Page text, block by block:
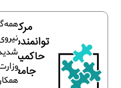
مرکز
حاکمیت و
جامعه